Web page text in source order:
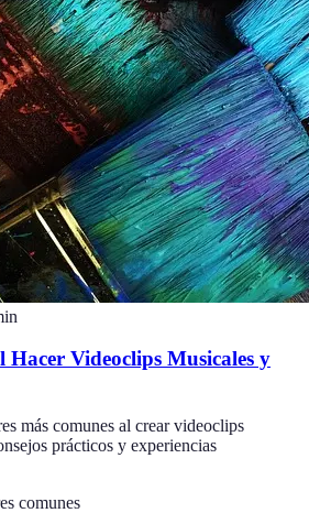
Hacer Videoclips Musicales y
más comunes al crear videoclips
prácticos y experiencias
comunes